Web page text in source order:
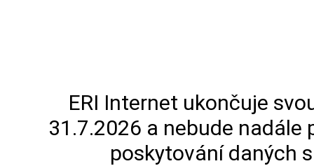
ERI Internet ukončuje
31.7.2026 a nebude nadále
poskytování daných